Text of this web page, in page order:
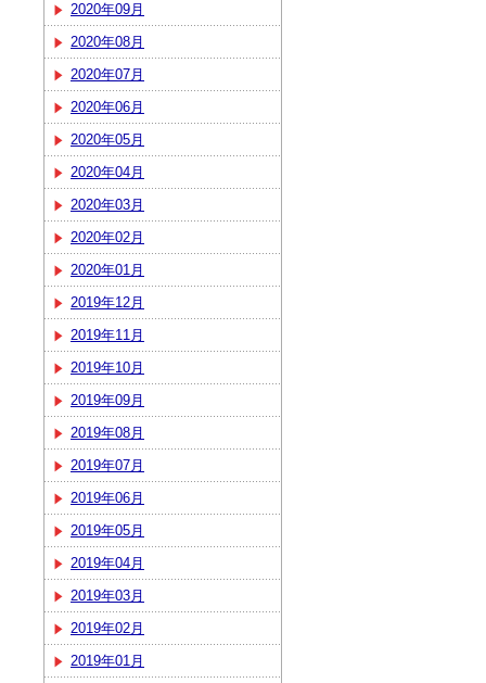
2020年09月
2020年08月
2020年07月
2020年06月
2020年05月
2020年04月
2020年03月
2020年02月
2020年01月
2019年12月
2019年11月
2019年10月
2019年09月
2019年08月
2019年07月
2019年06月
2019年05月
2019年04月
2019年03月
2019年02月
2019年01月